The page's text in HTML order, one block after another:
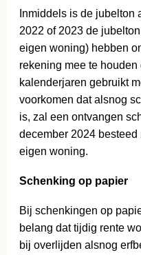
Inmiddels is de jubelton
2022 of 2023 de
eigen woning) hebben
rekening mee te
kalenderjaren gebruikt
voorkomen dat alsnog
is, zal een ontvangen
december 2024
eigen woning.
Schenking op papier
Bij schenkingen op
belang dat tijdig rente
bij overlijden alsnog